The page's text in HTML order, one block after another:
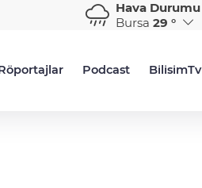
Hava Durumu
Bursa 29 °
Podcast BilisimTv